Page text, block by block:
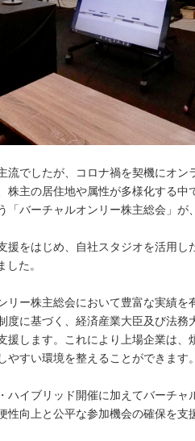
でしたが、コロナ禍を契機にオ
主の居住地や属性が多様化する中
バーチャルオンリー株主総会」が
をはじめ、自社スタジオを活用
た。
ー株主総会において豊富な実績
に基づく、経済産業大臣及び法
します。これにより上場企業は
すい環境を整えることができます。
イブリッド開催に加えてバーチ
向上と公平な参加機会の確保を